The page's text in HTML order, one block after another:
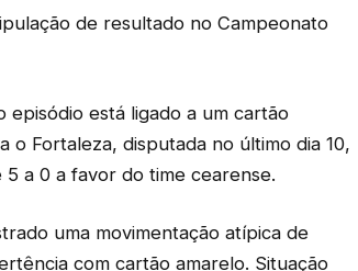
de resultado no Campeonato
está ligado a um cartão
Fortaleza, disputada no último dia 10,
a 0 a favor do time cearense.
uma movimentação atípica de
com cartão amarelo. Situação